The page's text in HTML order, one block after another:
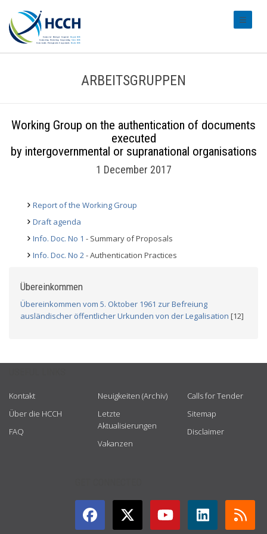
ARBEITSGRUPPEN
Working Group on the authentication of documents
executed
by intergovernmental or supranational organisations
1 December 2017
Report of the Working Group
Draft agenda
Info. Doc. No 1 - Summary of Proposals
Info. Doc. No 2- Authentication Practices
Übereinkommen
Übereinkommen vom 5. Oktober 1961 zur Befreiung
ausländischer öffentlicher Urkunden von der Legalisation [12]
Kontakt
Über die HCCH
FAQ
Neuigkeiten (Archiv)
Letzte
Aktualisierungen
Vakanzen
Calls for Tender
Sitemap
Disclaimer